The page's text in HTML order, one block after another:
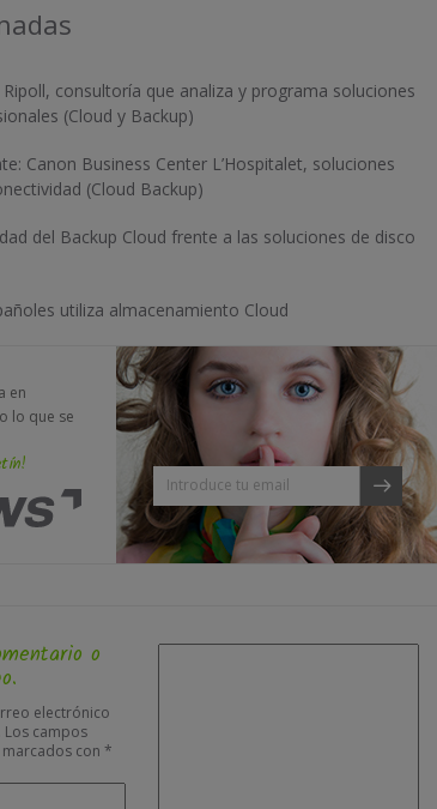
consultoría que analiza y programa soluciones
(Cloud y Backup)
Canon Business Center L’Hospitalet, soluciones
(Cloud Backup)
del Backup Cloud frente a las soluciones de disco
utiliza almacenamiento Cloud
en
lo que se
o
electrónico
Los campos
con *